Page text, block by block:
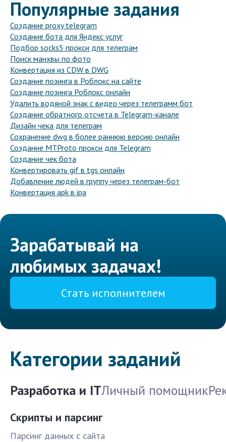
Популярные задания
Создание proxy telegram
Создание бота для Яндекс услуг
Подбор socks5 прокси для телеграм
Поиск манхвы по фото
Конвертация из CDW в DWG
Создание позинга в Роблокс на сайте
Создание позинга Роблокс онлайн
Удалить водяной знак с видео через телеграмм бот
Создание обратного отсчета в Telegram-канале
Дизайн чека для телеграм
Сохранение dwg в более раннюю версию онлайн
Создание MTProto прокси для Telegram
Создание чек бота
Конвертировать gif в tgs онлайн
Добавление людей в группу через телеграм-бот
Конвертация apk в ipa
Зарабатывай на
любимых задачах!
Стать исполнителем
Категории заданий
Разработка и ITЛичный помощник
Скрипты и парсинг
Парсинг данных с сайта